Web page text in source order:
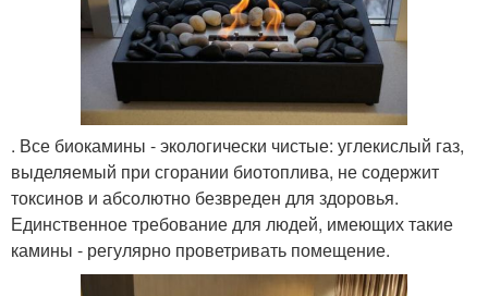
. Все биокамины - экологически чистые: углекислый газ,
выделяемый при сгорании биотоплива, не содержит
токсинов и абсолютно безвреден для здоровья.
Единственное требование для людей, имеющих такие
камины - регулярно проветривать помещение.